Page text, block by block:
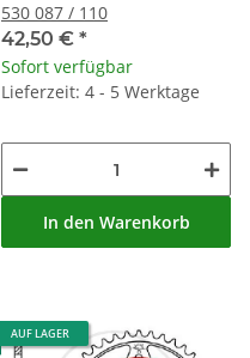
530 087 / 110
42,50 € *
Sofort verfügbar
Lieferzeit: 4 - 5 Werktage
In den Warenkorb
AUF LAGER